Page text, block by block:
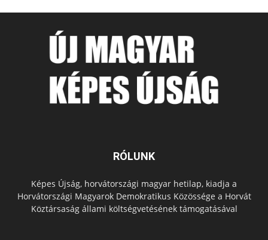
RÓLUNK
Képes Újság, horvátországi magyar hetilap, kiadja a
Horvátországi Magyarok Demokratikus Közössége a Horvát
Köztársaság állami költségvetésének támogatásával